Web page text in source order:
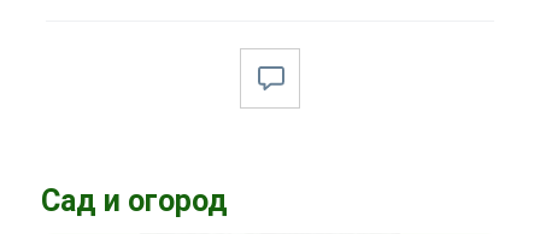
Сад и огород